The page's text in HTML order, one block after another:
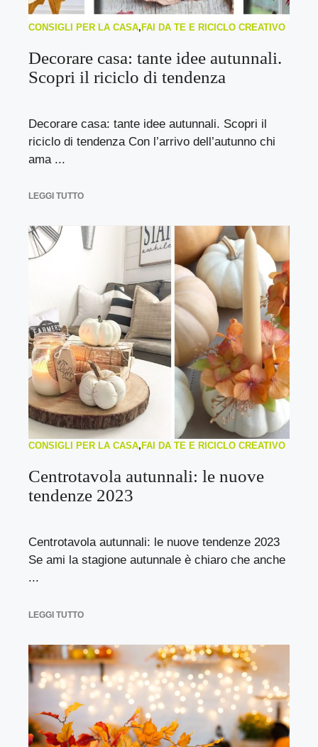
CONSIGLI PER LA CASA,FAI DA TE E RICICLO CREATIVO
Decorare casa: tante idee autunnali.
Scopri il riciclo di tendenza
Decorare casa: tante idee autunnali. Scopri il
riciclo di tendenza Con l’arrivo dell’autunno chi
ama ...
LEGGI TUTTO
CONSIGLI PER LA CASA, FAI DA TE E RICICLO CREATIVO
Centrotavola autunnali: le nuove
tendenze 2023
Centrotavola autunnali: le nuove tendenze 2023
Se ami la stagione autunnale è chiaro che anche
...
LEGGI TUTTO